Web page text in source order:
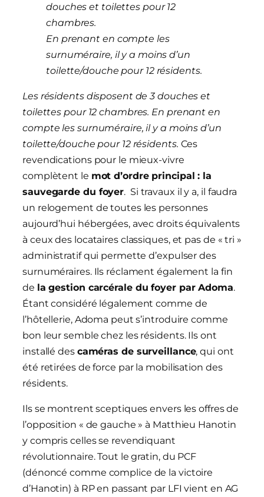
douches et toilettes pour 12
chambres.
En prenant en compte les
surnuméraire, il y a moins d’un
toilette/douche pour 12 résidents.
Les résidents disposent de 3 douches et
toilettes pour 12 chambres. En prenant en
compte les surnuméraire, il y a moins d’un
toilette/douche pour 12 résidents. Ces
revendications pour le mieux-vivre
complètent le mot d’ordre principal : la
sauvegarde du foyer. Si travaux il y a, il faudra
un relogement de toutes les personnes
aujourd’hui hébergées, avec droits équivalents
à ceux des locataires classiques, et pas de « tri »
administratif qui permette d’expulser des
surnuméraires. Ils réclament également la fin
de la gestion carcérale du foyer par Adoma.
Étant considéré légalement comme de
l’hôtellerie, Adoma peut s’introduire comme
bon leur semble chez les résidents. Ils ont
installé des caméras de surveillance, qui ont
été retirées de force par la mobilisation des
résidents.
Ils se montrent sceptiques envers les offres de
l’opposition « de gauche » à Matthieu Hanotin
y compris celles se revendiquant
révolutionnaire. Tout le gratin, du PCF
(dénoncé comme complice de la victoire
d’Hanotin) à RP en passant par LFI vient en AG